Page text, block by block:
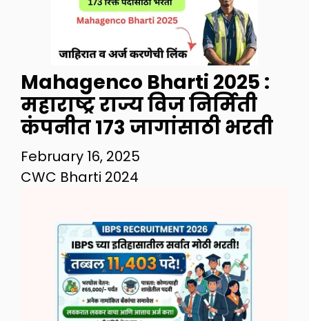
Mahagenco Bharti 2025 :
महाराष्ट्र राज्य विज निर्मिती
कंपनीत 173 जागांसाठी भरती
February 16, 2025
CWC Bharti 2024